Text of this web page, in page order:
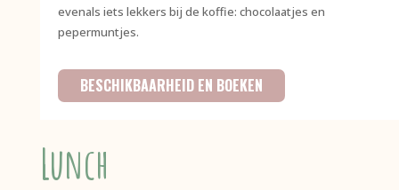
evenals iets lekkers bij de koffie: chocolaatjes en
pepermuntjes.
BESCHIKBAARHEID EN BOEKEN
Lunch